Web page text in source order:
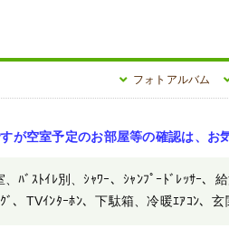
フォトアルバム
が空室予定のお部屋等の確認は、
ﾊﾞｽﾄｲﾚ別、ｼｬﾜｰ、ｼｬﾝﾌﾟｰﾄﾞﾚｯｻｰ、
、TVｲﾝﾀｰﾎﾝ、下駄箱、冷暖ｴｱｺﾝ、玄